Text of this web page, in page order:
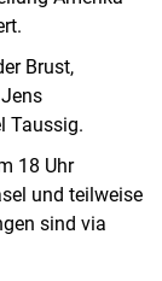
Brust,
Taussig.
18 Uhr
und teilweise
sind via